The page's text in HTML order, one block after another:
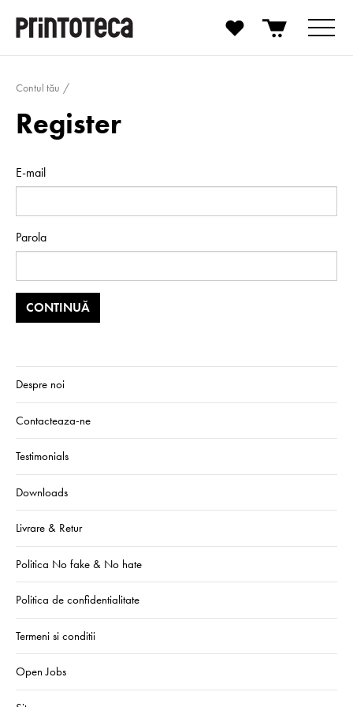
Contul tău
Register
E-mail
Parola
Despre noi
Contacteaza-ne
Testimonials
Downloads
Livrare & Retur
Politica No fake & No hate
Politica de confidentialitate
Termeni si conditii
Open Jobs